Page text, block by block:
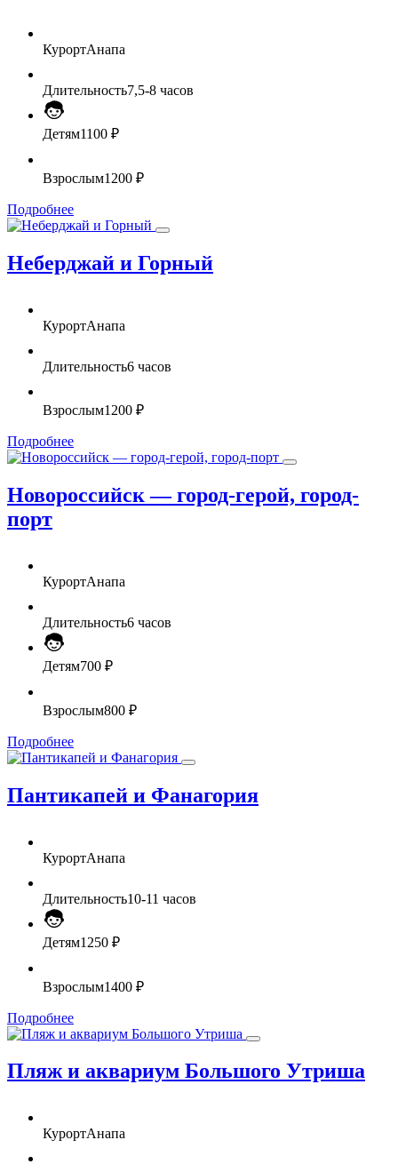
КурортАнапа
Длительность7,5-8 часов
Детям1100 ₽
Взрослым1200 ₽
Подробнее
Неберджай и Горный
КурортАнапа
Длительность6 часов
Взрослым1200 ₽
Подробнее
Новороссийск — город-герой, город-
порт
КурортАнапа
Длительность6 часов
Детям700 ₽
Взрослым800 ₽
Подробнее
Пантикапей и Фанагория
КурортАнапа
Длительность10-11 часов
Детям1250 ₽
Взрослым1400 ₽
Подробнее
Пляж и аквариум Большого Утриша
КурортАнапа